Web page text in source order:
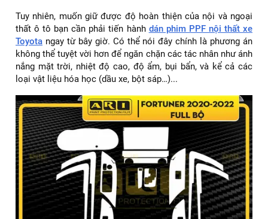
Tuy nhiên, muốn giữ được độ hoàn thiện của nội và ngoại
thất ô tô bạn cần phải tiến hành dán phim PPF nội thất xe
Toyota ngay từ bây giờ. Có thể nói đây chính là phương án
không thể tuyệt vời hơn để ngăn chặn các tác nhân như ánh
nắng mặt trời, nhiệt độ cao, độ ẩm, bụi bẩn, và kể cả các
loại vật liệu hóa học (dầu xe, bột sáp…)...